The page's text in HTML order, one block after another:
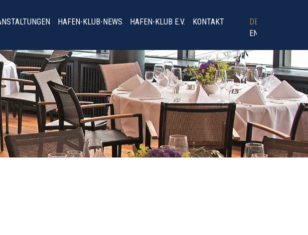
HAFEN-KLUB-NEWS HAFEN-KLUB E.V. KONTAKT
DE
EN